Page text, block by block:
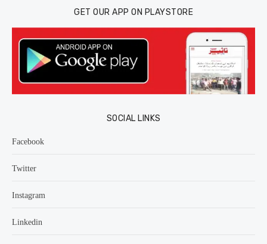
GET OUR APP ON PLAYSTORE
SOCIAL LINKS
Facebook
Twitter
Instagram
Linkedin